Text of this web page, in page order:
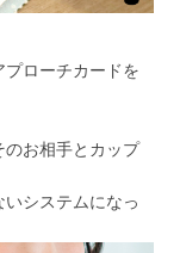
プローチカードを
のお相手とカップ
システムになっ